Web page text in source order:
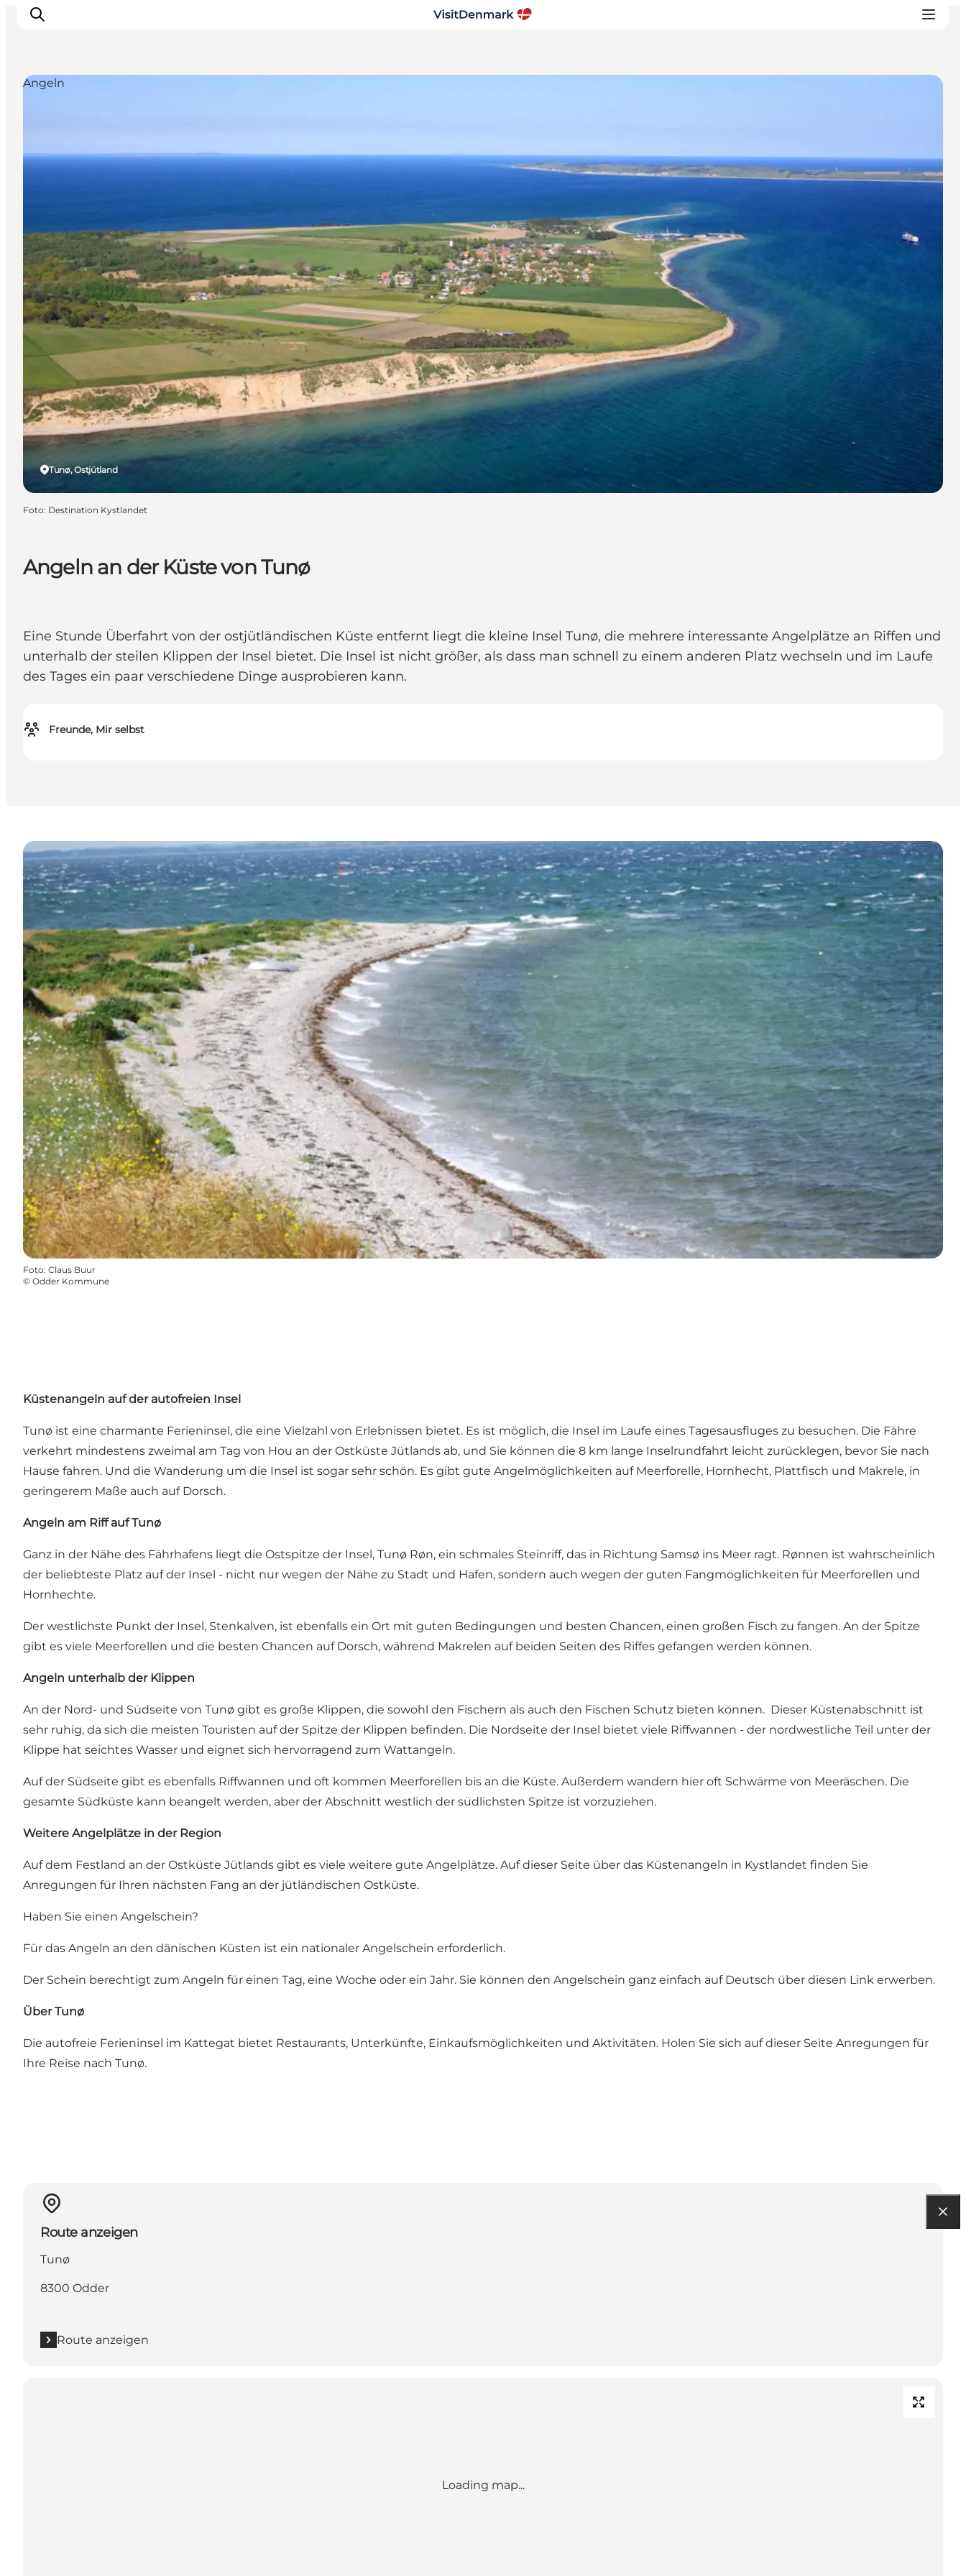
Erlebnisse
Angeln an der Küste von Tunø
Eine Stunde Überfahrt von der ostjütländischen Küste entfernt liegt die kleine Insel Tunø, die mehrere interessante Angelplätze an Riffen und
unterhalb der steilen Klippen der Insel bietet. Die Insel ist nicht größer, als dass man schnell zu einem anderen Platz wechseln und im Laufe
des Tages ein paar verschiedene Dinge ausprobieren kann.
Freunde, Mir selbst
Tunø, Ostjütland
Angeln
Foto: Destination Kystlandet
Foto: Claus Buur
© Odder Kommune
Küstenangeln auf der autofreien Insel
Tunø ist eine charmante Ferieninsel, die eine Vielzahl von Erlebnissen bietet. Es ist möglich, die Insel im Laufe eines Tagesausfluges zu besuchen. Die Fähre
verkehrt mindestens zweimal am Tag von Hou an der Ostküste Jütlands ab, und Sie können die 8 km lange Inselrundfahrt leicht zurücklegen, bevor Sie nach
Hause fahren. Und die Wanderung um die Insel ist sogar sehr schön. Es gibt gute Angelmöglichkeiten auf Meerforelle, Hornhecht, Plattfisch und Makrele, in
geringerem Maße auch auf Dorsch.
Angeln am Riff auf Tunø
Ganz in der Nähe des Fährhafens liegt die Ostspitze der Insel, Tunø Røn, ein schmales Steinriff, das in Richtung Samsø ins Meer ragt. Rønnen ist wahrscheinlich
der beliebteste Platz auf der Insel - nicht nur wegen der Nähe zu Stadt und Hafen, sondern auch wegen der guten Fangmöglichkeiten für Meerforellen und
Hornhechte.
Der westlichste Punkt der Insel, Stenkalven, ist ebenfalls ein Ort mit guten Bedingungen und besten Chancen, einen großen Fisch zu fangen. An der Spitze
gibt es viele Meerforellen und die besten Chancen auf Dorsch, während Makrelen auf beiden Seiten des Riffes gefangen werden können.
Angeln unterhalb der Klippen
An der Nord- und Südseite von Tunø gibt es große Klippen, die sowohl den Fischern als auch den Fischen Schutz bieten können. Dieser Küstenabschnitt ist
sehr ruhig, da sich die meisten Touristen auf der Spitze der Klippen befinden. Die Nordseite der Insel bietet viele Riffwannen - der nordwestliche Teil unter der
Klippe hat seichtes Wasser und eignet sich hervorragend zum Wattangeln.
Auf der Südseite gibt es ebenfalls Riffwannen und oft kommen Meerforellen bis an die Küste. Außerdem wandern hier oft Schwärme von Meeräschen. Die
gesamte Südküste kann beangelt werden, aber der Abschnitt westlich der südlichsten Spitze ist vorzuziehen.
Weitere Angelplätze in der Region
Auf dem Festland an der Ostküste Jütlands gibt es viele weitere gute Angelplätze. Auf dieser Seite über das Küstenangeln in Kystlandet finden Sie
Anregungen für Ihren nächsten Fang an der jütländischen Ostküste.
Haben Sie einen Angelschein?
Für das Angeln an den dänischen Küsten ist ein nationaler Angelschein erforderlich.
Der Schein berechtigt zum Angeln für einen Tag, eine Woche oder ein Jahr. Sie können den Angelschein ganz einfach auf Deutsch über diesen Link erwerben.
Über Tunø
Die autofreie Ferieninsel im Kattegat bietet Restaurants, Unterkünfte, Einkaufsmöglichkeiten und Aktivitäten. Holen Sie sich auf dieser Seite Anregungen für
Ihre Reise nach Tunø.
Route anzeigen
Tunø
8300 Odder
Route anzeigen
Loading map...